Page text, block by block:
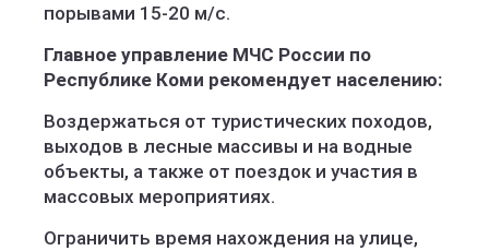
порывами 15-20 м/с.
Главное управление МЧС России по
Республике Коми рекомендует населению:
Воздержаться от туристических походов,
выходов в лесные массивы и на водные
объекты, а также от поездок и участия в
массовых мероприятиях.
Ограничить время нахождения на улице,